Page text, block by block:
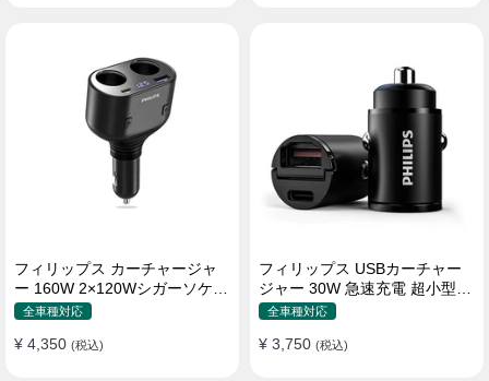
フィリップス カーチャージャ
ー 160W 2×120Wシガーソケッ
ト おしゃれ
全車種対応
¥ 4,350 (税込)
フィリップス USBカーチャー
ジャー 30W 急速充電 超小型設
計 おしゃれ シガーソケット
全車種対応
¥ 3,750 (税込)